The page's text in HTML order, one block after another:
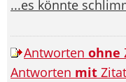
...es könnte
Antworten ohne
Antworten mit Zitat